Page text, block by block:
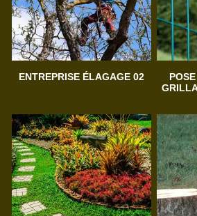
ENTREPRISE ÉLAGAGE 02